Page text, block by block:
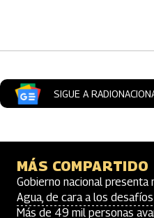
SIGUE A
MÁS COMPARTIDO
Gobierno nacional presenta
Agua, de cara a los
Más de 49 mil personas